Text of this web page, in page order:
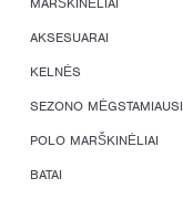
AKSESUARAI
KELNĖS
SEZONO MĖGSTAMIAUSI
POLO MARŠKINĖLIAI
BATAI